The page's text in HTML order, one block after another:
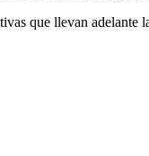
que llevan